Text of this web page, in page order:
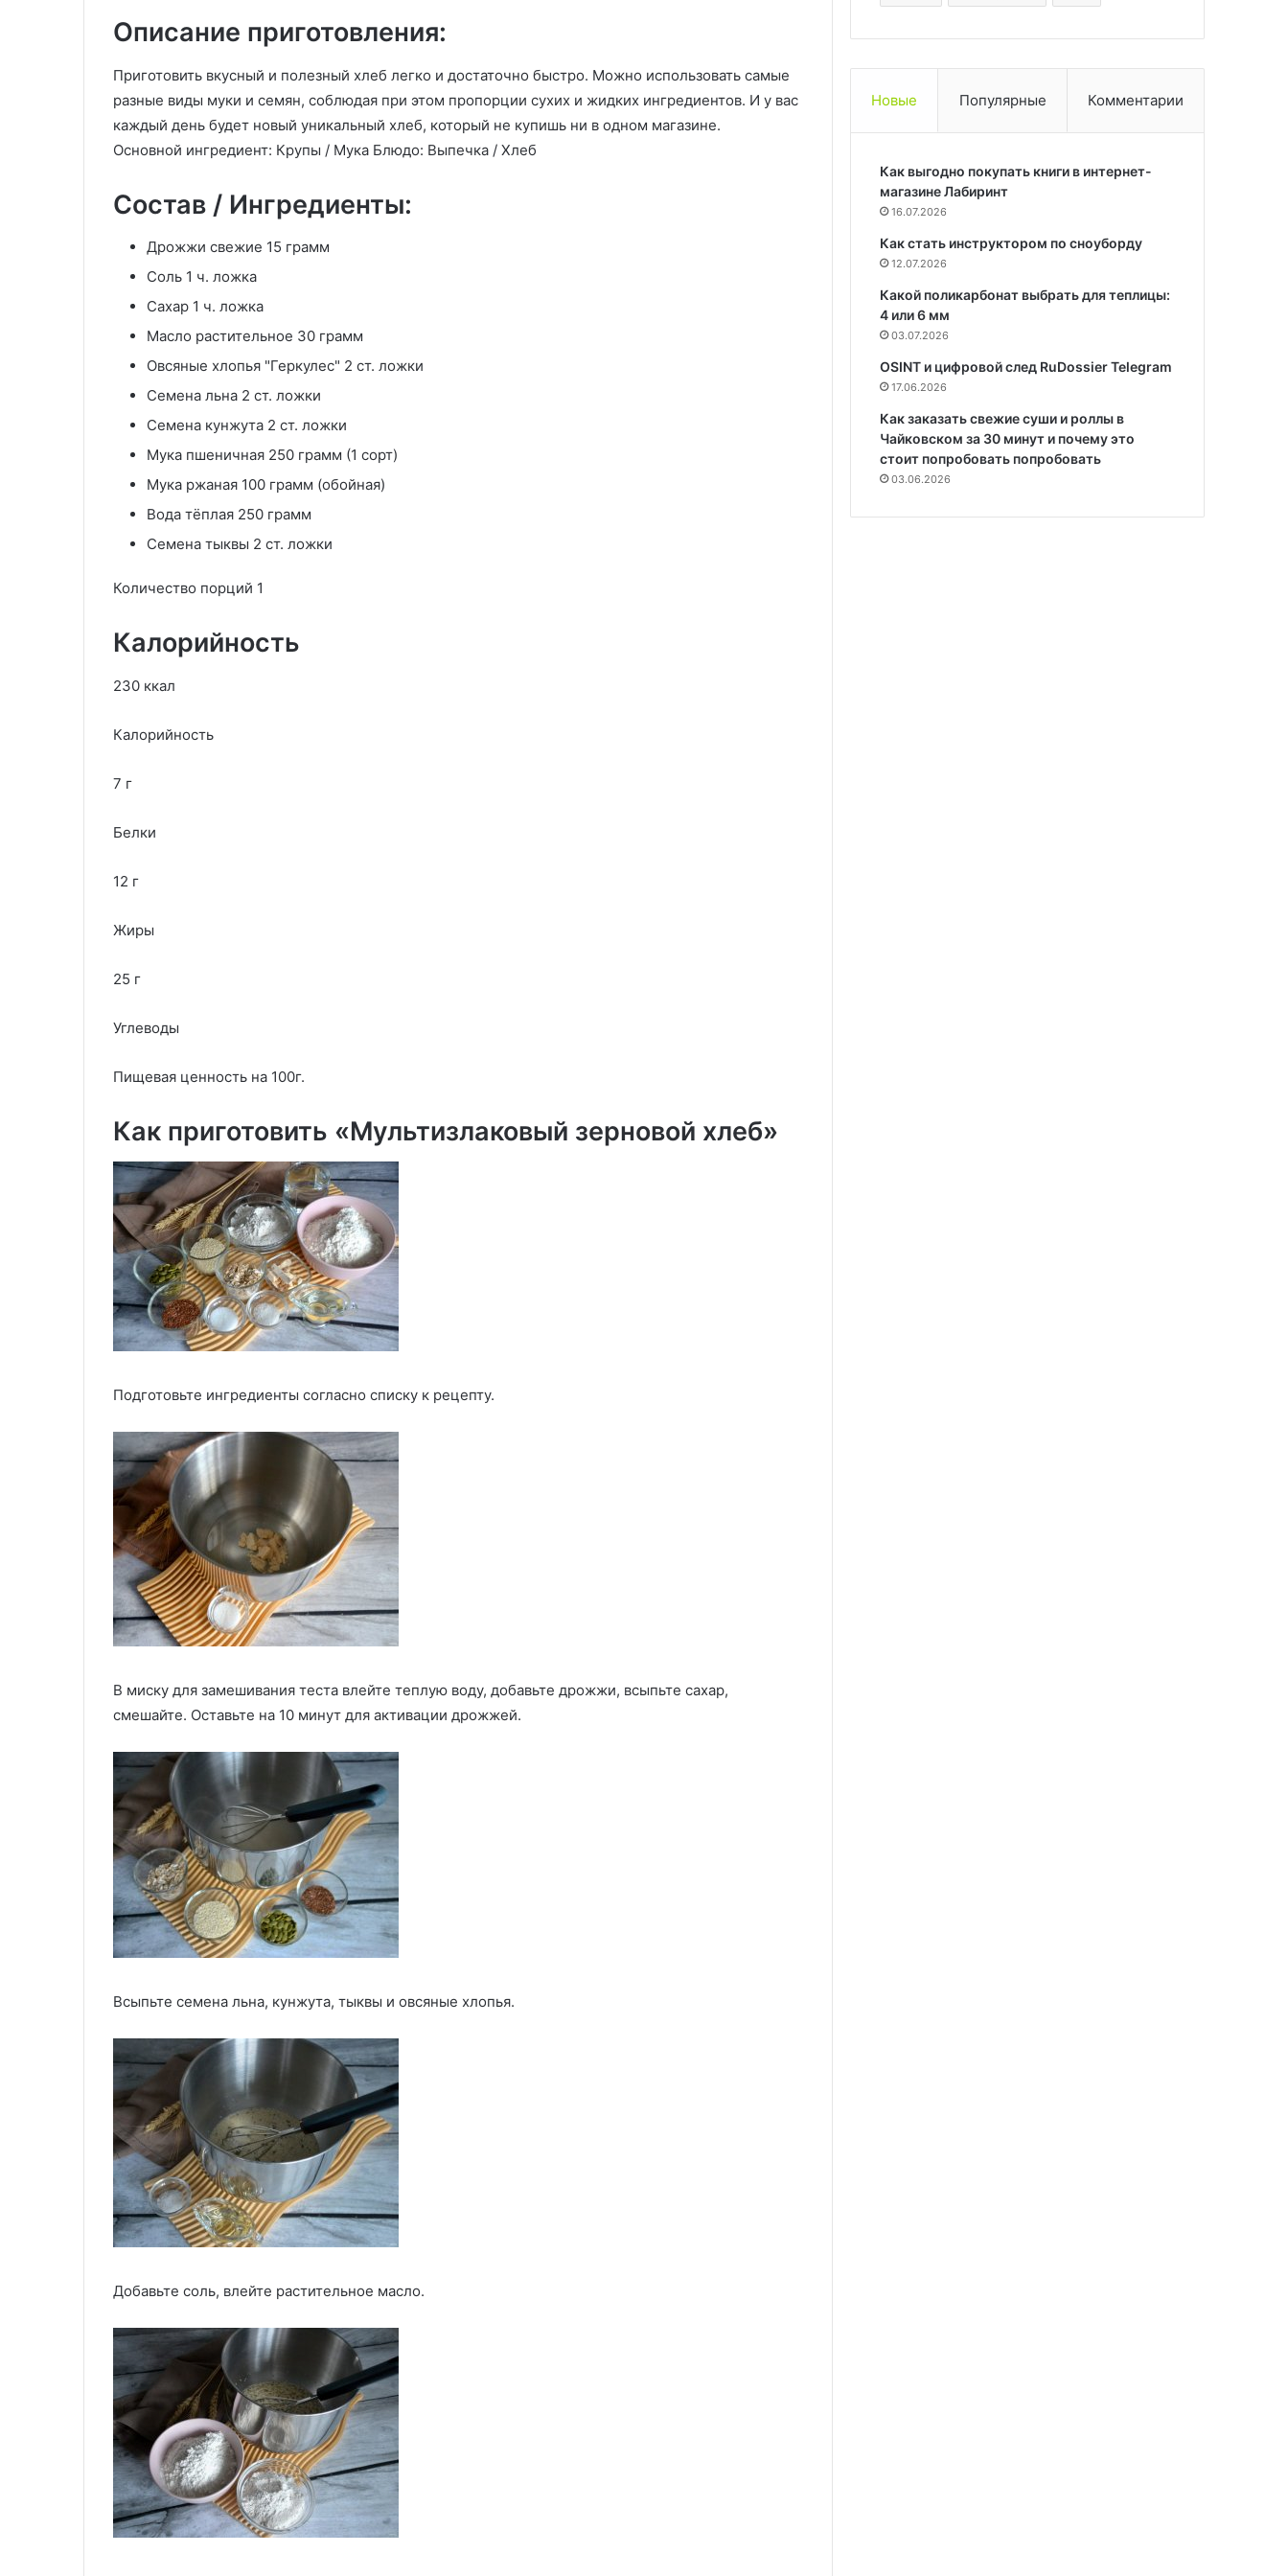
Описание приготовления:
Приготовить вкусный и полезный хлеб легко и достаточно быстро. Можно использовать самые
разные виды муки и семян, соблюдая при этом пропорции сухих и жидких ингредиентов. И у вас
каждый день будет новый уникальный хлеб, который не купишь ни в одном магазине.
Основной ингредиент: Крупы / Мука Блюдо: Выпечка / Хлеб
Состав / Ингредиенты:
Дрожжи свежие 15 грамм
Соль 1 ч. ложка
Сахар 1 ч. ложка
Масло растительное 30 грамм
Овсяные хлопья "Геркулес" 2 ст. ложки
Семена льна 2 ст. ложки
Семена кунжута 2 ст. ложки
Мука пшеничная 250 грамм (1 сорт)
Мука ржаная 100 грамм (обойная)
Вода тёплая 250 грамм
Семена тыквы 2 ст. ложки
Количество порций 1
Калорийность
230 ккал
Калорийность
7 г
Белки
12 г
Жиры
25 г
Углеводы
Пищевая ценность на 100г.
Как приготовить «Мультизлаковый зерновой хлеб»
Подготовьте ингредиенты согласно списку к рецепту.
В миску для замешивания теста влейте теплую воду, добавьте дрожжи, всыпьте сахар,
смешайте. Оставьте на 10 минут для активации дрожжей.
Всыпьте семена льна, кунжута, тыквы и овсяные хлопья.
Добавьте соль, влейте растительное масло.
Новые Популярные Комментарии
Как выгодно покупать книги в интернет-
магазине Лабиринт
16.07.2026
Как стать инструктором по сноуборду
12.07.2026
Какой поликарбонат выбрать для теплицы:
4 или 6 мм
03.07.2026
OSINT и цифровой след RuDossier Telegram
17.06.2026
Как заказать свежие суши и роллы в
Чайковском за 30 минут и почему это
стоит попробовать попробовать
03.06.2026